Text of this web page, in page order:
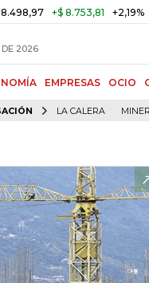
+$ 8.753,81 +2,19%
DE 2026
EMPRESAS OCIO
LA CALERA